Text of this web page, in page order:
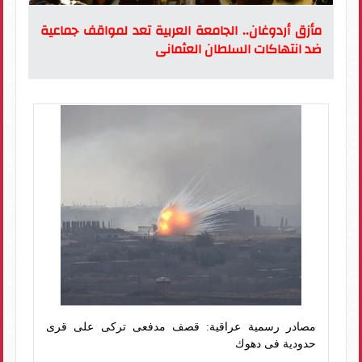
مأزق أردوغان.. الجامعة العربية تعد لمواقف جماعية
ضد انتهاكات السلطان العثمانى
مصادر رسمية عراقية: قصف مدفعى تركى على قرى
حدودية فى دهوك